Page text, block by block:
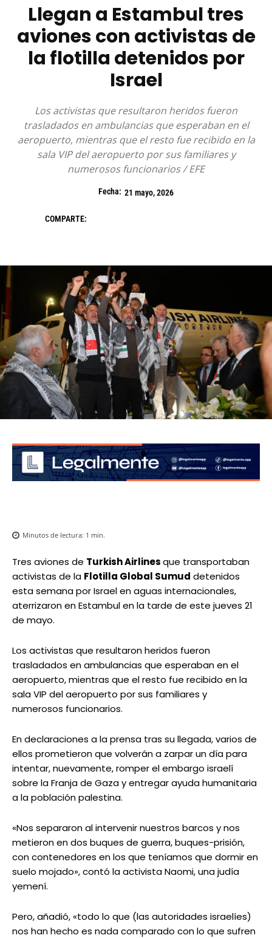
Llegan a Estambul tres
aviones con activistas de
la flotilla detenidos por
Israel
Los activistas que resultaron heridos fueron
trasladados en ambulancias que esperaban en el
aeropuerto, mientras que el resto fue recibido en la
sala VIP del aeropuerto por sus familiares y
numerosos funcionarios / EFE
Fecha: 21 mayo, 2026
COMPARTE:
Minutos de lectura: 1 min.
Tres aviones de Turkish Airlinesque transportaban
activistas de la Flotilla Global Sumud detenidos
esta semana por Israel en aguas internacionales,
aterrizaron en Estambul en la tarde de este jueves 21
de mayo.
Los activistas que resultaron heridos fueron
trasladados en ambulancias que esperaban en el
aeropuerto, mientras que el resto fue recibido en la
sala VIP del aeropuerto por sus familiares y
numerosos funcionarios.
En declaraciones a la prensa tras su llegada, varios de
ellos prometieron que volverán a zarpar un día para
intentar, nuevamente, romper el embargo israelí
sobre la Franja de Gaza y entregar ayuda humanitaria
a la población palestina.
«Nos separaron al intervenir nuestros barcos y nos
metieron en dos buques de guerra, buques-prisión,
con contenedores en los que teníamos que dormir en
suelo mojado», contó la activista Naomi, una judía
yemení.
Pero, añadió, «todo lo que (las autoridades israelíes)
nos han hecho es nada comparado con lo que sufren